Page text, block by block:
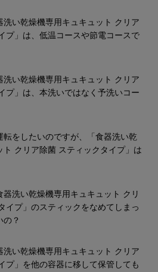
洗い乾燥機専用キュキュット クリア
プ」は、低温コースや節電コースで
洗い乾燥機専用キュキュット クリア
プ」は、本洗いではなく予洗いコー
転をしたいのですが、「食器洗い乾
ト クリア除菌 スティックタイプ」は
器洗い乾燥機専用キュキュット クリ
イプ」のスティックをなめてしまっ
の？
洗い乾燥機専用キュキュット クリア
プ」を他の容器に移して保管しても